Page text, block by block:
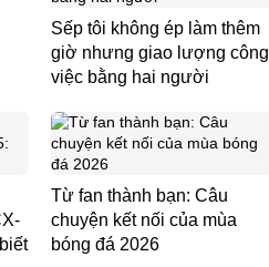
Sếp tôi không ép làm thêm
giờ nhưng giao lượng công
việc bằng hai người
Từ fan thành bạn: Câu
chuyện kết nối của mùa
bóng đá 2026